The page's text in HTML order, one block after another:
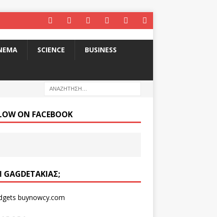
SCIENCE BUSINESS
ON FACEBOOK
GAGDETΆΚΙΑΣ;